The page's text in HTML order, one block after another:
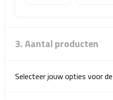
Lunchtassen
Matrozentassen
Reizen
3. Aantal producten
Selecteer jouw opties voor